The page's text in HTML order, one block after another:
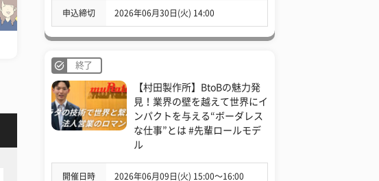
申込締切 2026年06月30日(火) 14:00
終了
【村田製作所】BtoBの魅力発
見！業界の壁を越えて世界にイ
ンパクトを与える“ボーダレス
な仕事”とは #先輩ロールモデ
ル
開催日時 2026年06月09日(火) 15:00〜16:00